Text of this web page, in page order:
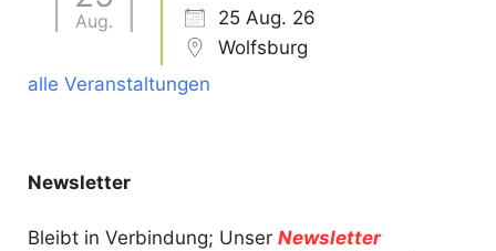
Aug.
25 Aug. 26
Wolfsburg
alle Veranstaltungen
Newsletter
Bleibt in Verbindung; Unser Newsletter